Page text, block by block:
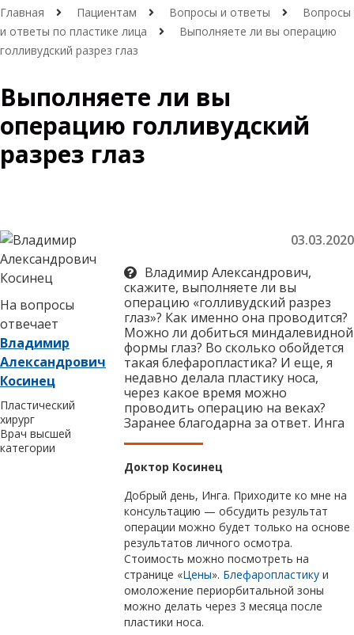
Главная Пациентам Вопросы и ответы
Вопросы
и ответы по пластике лица
Выполняете ли вы операцию
голливудский разрез глаз
Выполняете ли вы
операцию голливудский
разрез глаз
На вопросы
отвечает
Владимир
Александрович
Косинец
Пластический
хирург
Врач высшей
категории
03.03.2020
Владимир Александрович,
скажите, выполняете ли вы
операцию «голливудский разрез
глаз»? Как именно она проводится?
Можно ли добиться миндалевидной
формы глаз? Во сколько обойдется
такая блефаропластика? И еще, я
недавно делала пластику носа,
через какое время можно
проводить операцию на веках?
Заранее благодарна за ответ. Инга
Доктор Косинец
Добрый день, Инга. Приходите ко мне на
консультацию — обсудить результат
операции можно будет только на основе
результатов личного осмотра.
Стоимость можно посмотреть на
странице «Цены». Блефаропластикуи
омоложение периорбитальной зоны
можно делать через 3 месяца после
пластики носа.